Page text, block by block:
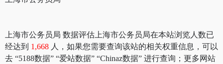
上海市公务员局 数据评估上海市公务员局在本站浏览人数已
经达到 1,668 人，如果您需要查询该站的相关权重信息，可以
去 “5188数据” “爱站数据” “Chinaz数据” 进行查询；更多网站